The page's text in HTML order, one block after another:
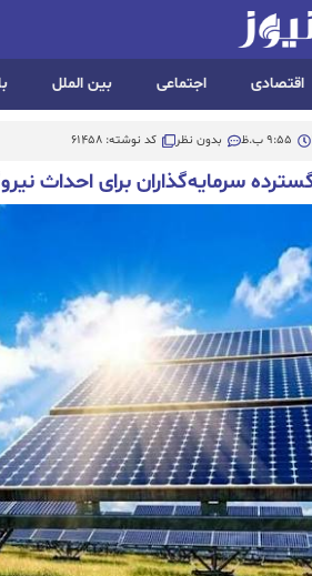
اقتصادی اجتماعی بین الملل
9:55 ب.ظ بدون نظر کد نوشته: 61458
سرمایه‌گذاران برای احداث